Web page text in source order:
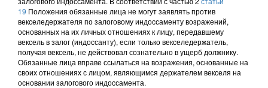
19 Положения обязанные лица не могут заявлять против
векселедержателя по залоговому индоссаменту возражений,
основанных на их личных отношениях к лицу, передавшему
вексель в залог (индоссанту), если только векселедержатель,
получая вексель, не действовал сознательно в ущерб должнику.
Обязанные лица вправе ссылаться на возражения, основанные на
своих отношениях с лицом, являющимся держателем векселя на
основании залогового индоссамента.